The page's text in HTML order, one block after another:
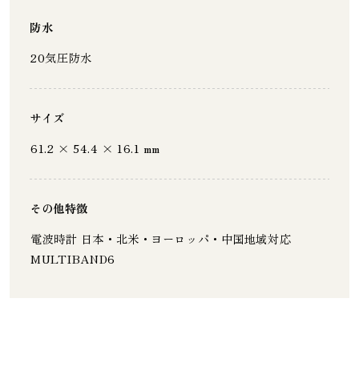
防水
20気圧防水
サイズ
61.2 × 54.4 × 16.1 mm
その他特徴
電波時計 日本・北米・ヨーロッパ・中国地域対応
MULTIBAND6